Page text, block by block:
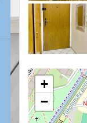
+
−